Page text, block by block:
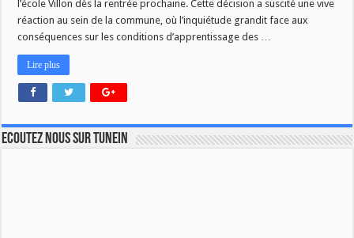
l’école Villon dès la rentrée prochaine. Cette décision a suscité une vive
réaction au sein de la commune, où l’inquiétude grandit face aux
conséquences sur les conditions d’apprentissage des …
Lire plus
Ecoutez nous sur TuneIn